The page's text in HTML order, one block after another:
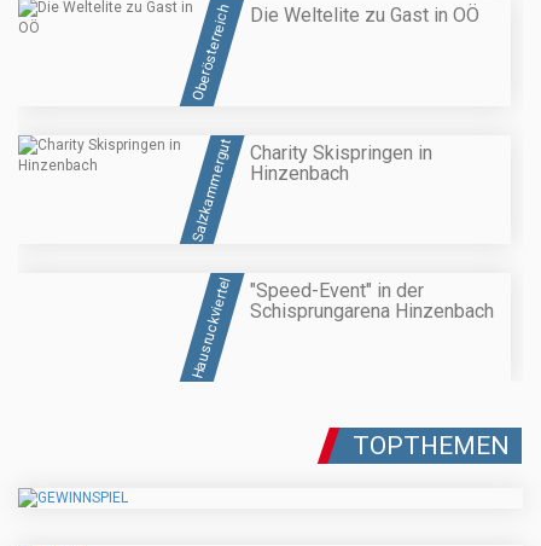
Oberösterreich Die Weltelite zu Gast in OÖ
Salzkammergut
Charity Skispringen in
Hinzenbach
Hausruckviertel
"Speed-Event" in der
Schisprungarena Hinzenbach
TOPTHEMEN